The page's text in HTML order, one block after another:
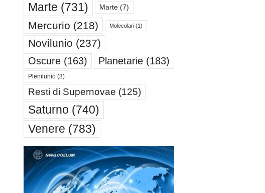
Marte (731) Marte(7)
Mercurio (218) Molecolari(1)
Novilunio (237)
Oscure(163) Planetarie(183)
Plenilunio(3)
Resti di Supernovae (125)
Saturno (740)
Venere (783)